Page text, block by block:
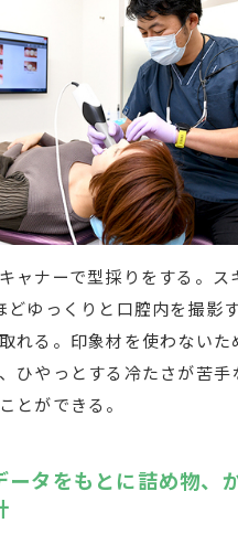
ャナーで型採りをする。ス
どゆっくりと口腔内を撮影
れる。印象材を使わないた
ひやっとする冷たさが苦手
とができる。
ータをもとに詰め物、